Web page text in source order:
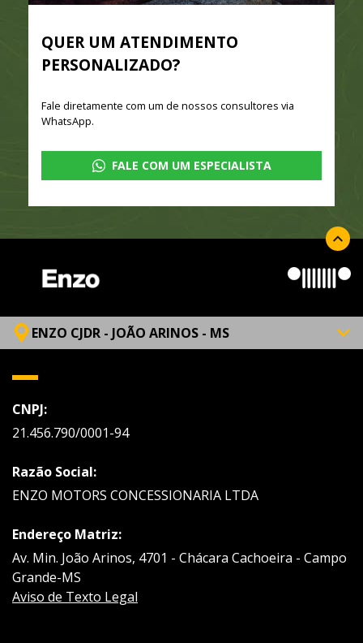
QUER UM ATENDIMENTO
PERSONALIZADO?
Fale diretamente com um de nossos consultores via
WhatsApp.
FALE COM UM ESPECIALISTA
ENZO CJDR - JOÃO ARINOS - MS
CNPJ:
21.456.790/0001-94
Razão Social:
ENZO MOTORS CONCESSIONARIA LTDA
Endereço Matriz:
Av. Min. João Arinos, 4701 - Chácara Cachoeira - Campo
Grande-MS
Aviso de Texto Legal